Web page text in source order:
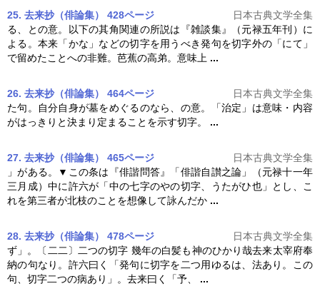
25. 去来抄（俳論集） 428ページ
日本古典文学全集
る、との意。以下の其角関連の所説は『雑談集』（元禄五年刊）に
よる。本来「かな」などの切字を用うべき発句を切字外の「にて」
で留めたことへの非難。芭蕉の高弟。意味上 ...
26. 去来抄（俳論集） 464ページ
日本古典文学全集
た句。自分自身が墓をめぐるのなら、の意。「治定」は意味・内容
がはっきりと決まり定まることを示す切字。 ...
27. 去来抄（俳論集） 465ページ
日本古典文学全集
」がある。▼この条は『俳諧問答』「俳諧自讃之論」（元禄十一年
三月成）中に許六が「中の七字のやの切字 、うたがひ也」とし、こ
れを第三者が北枝のことを想像して詠んだか ...
28. 去来抄（俳論集） 478ページ
日本古典文学全集
ず」。〔二二〕二つの切字 幾年の白髪も神のひかり哉去来太宰府奉
納の句なり。許六曰く「発句に切字を二つ用ゆるは、法あり。この
句、 切字二つの病あり」。去来曰く「予、 ...